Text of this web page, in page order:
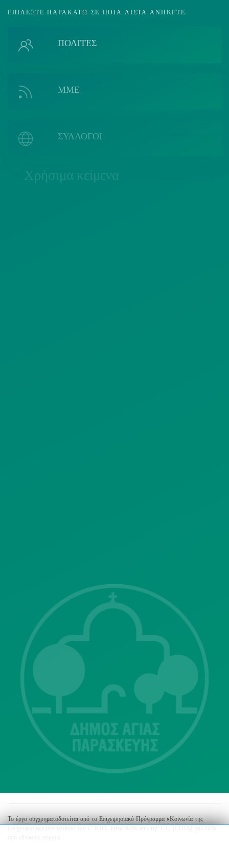
ΕΠΙΛΈΞΤΕ ΠΑΡΑΚΆΤΩ ΣΕ ΠΟΙΑ ΛΊΣΤΑ ΑΝΉΚΕΤΕ.
ΠΟΛΙΤΕΣ
ΜΜΕ
ΣΥΛΛΟΓΟΙ
Χρήσιμα κείμενα
Λ. Μεσογείων 415-417 Τ.Κ.15343
Αγία Παρασκευή
213 2004500
dimos@agiaparaskevi.gr
Το έργο συγχρηματοδοτείται από το Επιχειρησιακό Πρόγραμμα «Κοινωνία της